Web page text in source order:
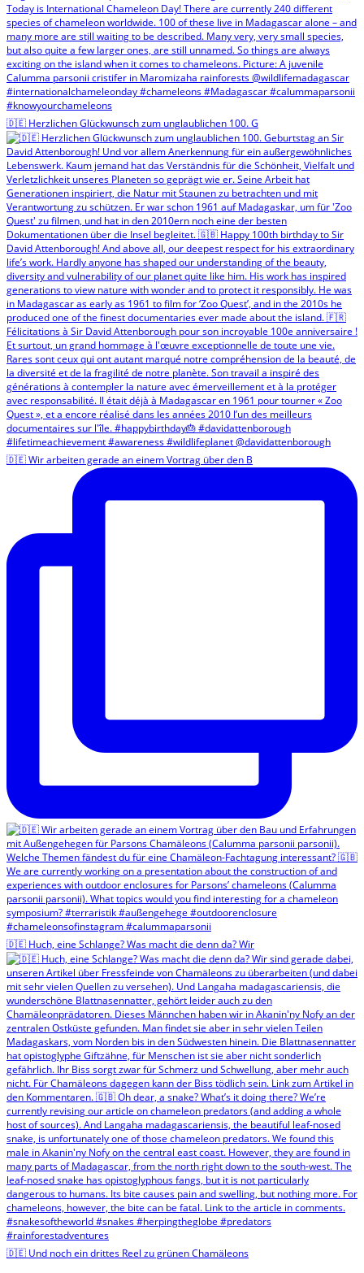
🇩🇪 Herzlichen Glückwunsch zum unglaublichen 100. G
🇩🇪 Wir arbeiten gerade an einem Vortrag über den B
🇩🇪 Huch, eine Schlange? Was macht die denn da? Wir
🇩🇪 Und noch ein drittes Reel zu grünen Chamäleons